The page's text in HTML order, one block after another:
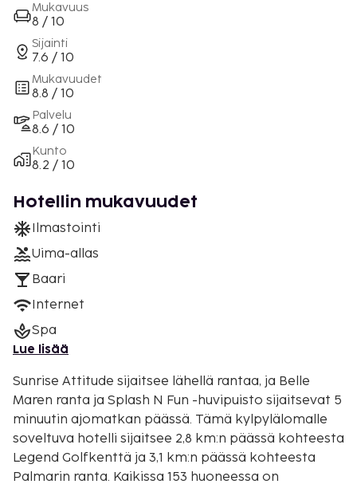
Mukavuus
8 / 10
Sijainti
7.6 / 10
Mukavuudet
8.8 / 10
Palvelu
8.6 / 10
Kunto
8.2 / 10
Hotellin mukavuudet
Ilmastointi
Uima-allas
Baari
Internet
Spa
Lue lisää
Sunrise Attitude sijaitsee lähellä rantaa, ja Belle
Maren ranta ja Splash N Fun -huvipuisto sijaitsevat 5
minuutin ajomatkan päässä. Tämä kylpylälomalle
soveltuva hotelli sijaitsee 2,8 km:n päässä kohteesta
Legend Golfkenttä ja 3,1 km:n päässä kohteesta
Palmarin ranta. Kaikissa 153 huoneessa on